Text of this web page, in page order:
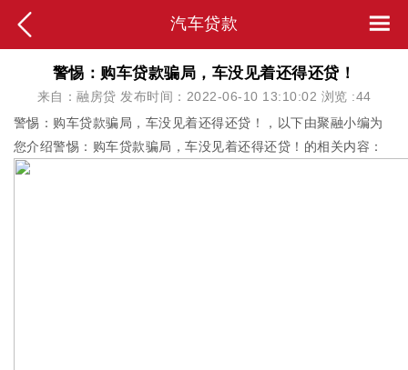
汽车贷款
警惕：购车贷款骗局，车没见着还得还贷！
来自：融房贷 发布时间：2022-06-10 13:10:02 浏览 :44
警惕：购车贷款骗局，车没见着还得还贷！，以下由聚融小编为
您介绍警惕：购车贷款骗局，车没见着还得还贷！的相关内容：